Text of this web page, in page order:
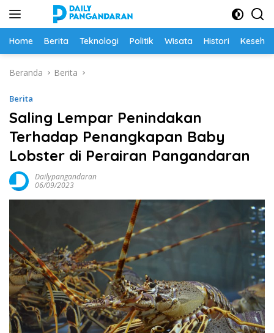
Home Berita Teknologi Politik Wisata Histori
Beranda Berita
Berita
Saling Lempar Penindakan
Terhadap Penangkapan Baby
Lobster di Perairan Pangandaran
Dailypangandaran
06/09/2023